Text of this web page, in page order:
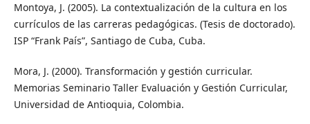
Montoya, J. (2005). La contextualización de la cultura en los
currículos de las carreras pedagógicas. (Tesis de doctorado).
ISP “Frank País”, Santiago de Cuba, Cuba.
Mora, J. (2000). Transformación y gestión curricular.
Memorias Seminario Taller Evaluación y Gestión Curricular,
Universidad de Antioquia, Colombia.